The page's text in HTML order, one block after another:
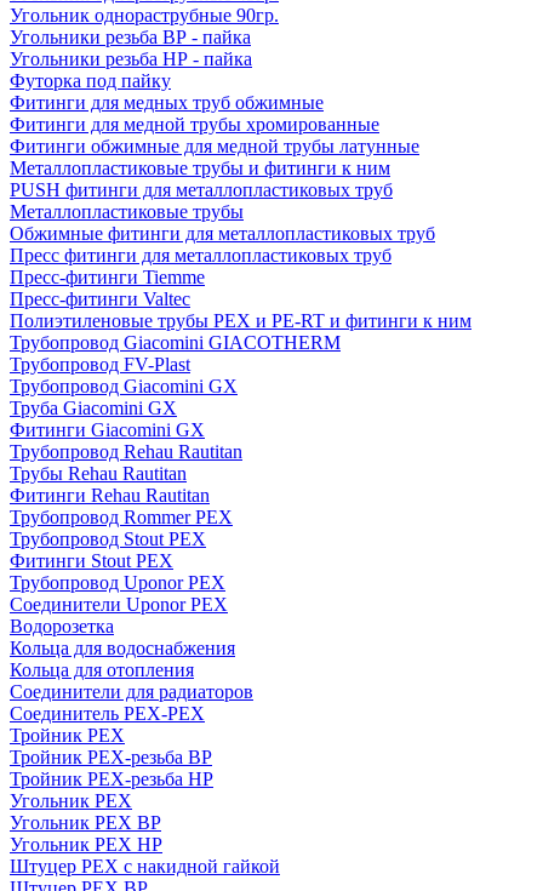
Угольник однораструбные 90гр.
Угольники резьба ВР - пайка
Угольники резьба НР - пайка
Футорка под пайку
Фитинги для медных труб обжимные
Фитинги для медной трубы хромированные
Фитинги обжимные для медной трубы латунные
Металлопластиковые трубы и фитинги к ним
PUSH фитинги для металлопластиковых труб
Металлопластиковые трубы
Обжимные фитинги для металлопластиковых труб
Пресс фитинги для металлопластиковых труб
Пресс-фитинги Tiemme
Пресс-фитинги Valtec
Полиэтиленовые трубы PEX и PE-RT и фитинги к ним
Трубопровод Giacomini GIACOTHERM
Трубопровод FV-Plast
Трубопровод Giacomini GX
Труба Giacomini GX
Фитинги Giacomini GX
Трубопровод Rehau Rautitan
Трубы Rehau Rautitan
Фитинги Rehau Rautitan
Трубопровод Rommer PEX
Трубопровод Stout PEX
Фитинги Stout PEX
Трубопровод Uponor PEX
Соединители Uponor PEX
Водорозетка
Кольца для водоснабжения
Кольца для отопления
Соединители для радиаторов
Соединитель PEX-PEX
Тройник PEX
Тройник PEX-резьба ВР
Тройник PEX-резьба НР
Угольник PEX
Угольник PEX ВР
Угольник PEX НР
Штуцер PEX c накидной гайкой